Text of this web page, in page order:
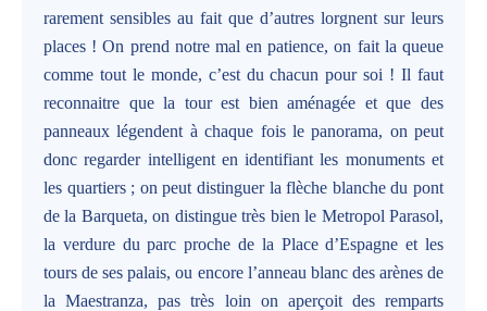
rarement sensibles au fait que d’autres lorgnent sur leurs
places ! On prend notre mal en patience, on fait la queue
comme tout le monde, c’est du chacun pour soi ! Il faut
reconnaitre que la tour est bien aménagée et que des
panneaux légendent à chaque fois le panorama, on peut
donc regarder intelligent en identifiant les monuments et
les quartiers ; on peut distinguer la flèche blanche du pont
de la Barqueta, on distingue très bien le Metropol Parasol,
la verdure du parc proche de la Place d’Espagne et les
tours de ses palais, ou encore l’anneau blanc des arènes de
la Maestranza, pas très loin on aperçoit des remparts